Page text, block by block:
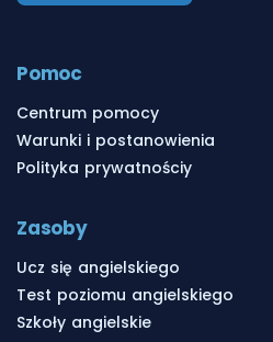
Pomoc
Centrum pomocy
Warunki i postanowienia
Polityka prywatnościy
Zasoby
Ucz się angielskiego
Test poziomu angielskiego
Szkoły angielskie